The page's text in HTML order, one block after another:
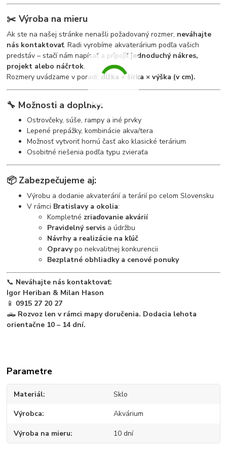
✂️Výroba na mieru
Ak ste na našej stránke nenašli požadovaný rozmer, neváhajte
nás kontaktovať. Radi vyrobíme akvaterárium podľa vašich
predstáv – stačí nám napísať a pripojiť jednoduchý nákres,
projekt alebo náčrtok.
Rozmery uvádzame v poradí: dĺžka × šírka × výška (v cm).
🔧 Možnosti a doplnky:
Ostrovčeky, súše, rampy a iné prvky
Lepené prepážky, kombinácie akva/tera
Možnosť vytvoriť hornú časť ako klasické terárium
Osobitné riešenia podľa typu zvieraťa
📦 Zabezpečujeme aj:
Výrobu a dodanie akvaterárií a terárií po celom Slovensku
V rámci Bratislavy a okolia:
Kompletné zriaďovanie akvárií
Pravidelný servis a údržbu
Návrhy a realizácie na kľúč
Opravypo nekvalitnej konkurencii
Bezplatné obhliadky a cenové ponuky
📞 Neváhajte nás kontaktovať:
Igor Heriban & Milan Hason
📱 0915 27 20 27
🛻 Rozvoz len v rámci mapy doručenia. Dodacia lehota
orientačne 10 – 14 dní.
Parametre
Materiál Sklo
Výrobca Akvárium
Výroba na mieru 10 dní